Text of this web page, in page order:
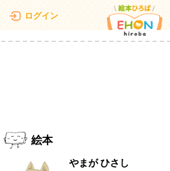
ログイン
絵本
やまが ひさし